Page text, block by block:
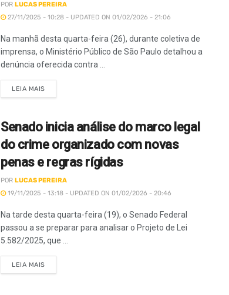
POR LUCAS PEREIRA
27/11/2025 - 10:28 - UPDATED ON 01/02/2026 - 21:06
Na manhã desta quarta-feira (26), durante coletiva de
imprensa, o Ministério Público de São Paulo detalhou a
denúncia oferecida contra ...
LEIA MAIS
Senado inicia análise do marco legal
do crime organizado com novas
penas e regras rígidas
POR LUCAS PEREIRA
19/11/2025 - 13:18 - UPDATED ON 01/02/2026 - 20:46
Na tarde desta quarta-feira (19), o Senado Federal
passou a se preparar para analisar o Projeto de Lei
5.582/2025, que ...
LEIA MAIS